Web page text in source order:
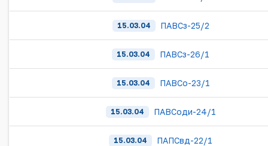
15.03.04 ПАВСз-25/2
15.03.04 ПАВСз-26/1
15.03.04 ПАВСо-23/1
15.03.04 ПАВСоди-24/1
15.03.04 ПАПСвд-22/1